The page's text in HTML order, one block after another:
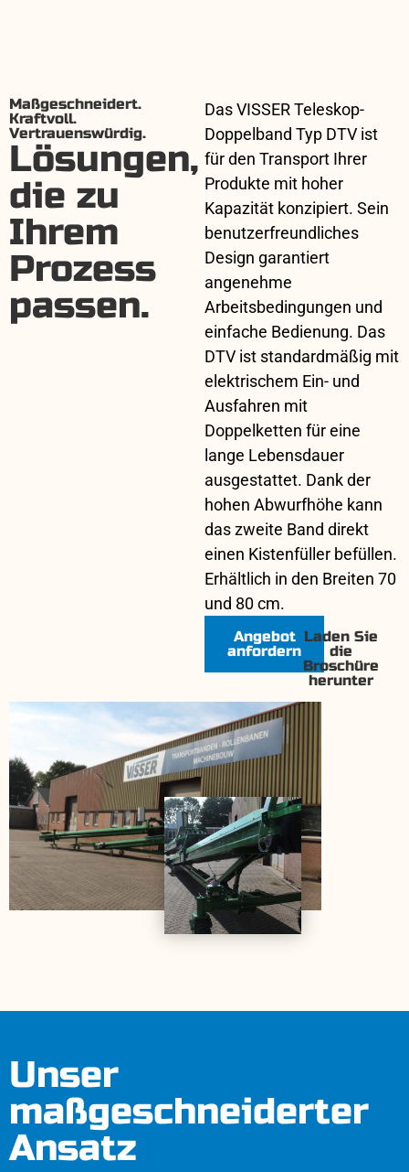
Maßgeschneidert.
Kraftvoll.
Vertrauenswürdig.
Lösungen,
die zu
Ihrem
Prozess
passen.
Das VISSER Teleskop-
Doppelband Typ DTV ist
für den Transport Ihrer
Produkte mit hoher
Kapazität konzipiert. Sein
benutzerfreundliches
Design garantiert
angenehme
Arbeitsbedingungen und
einfache Bedienung. Das
DTV ist standardmäßig mit
elektrischem Ein- und
Ausfahren mit
Doppelketten für eine
lange Lebensdauer
ausgestattet. Dank der
hohen Abwurfhöhe kann
das zweite Band direkt
einen Kistenfüller befüllen.
Erhältlich in den Breiten 70
und 80 cm.
Angebot
anfordern
Laden Sie
die
Broschüre
herunter
Unser
maßgeschneiderter
Ansatz